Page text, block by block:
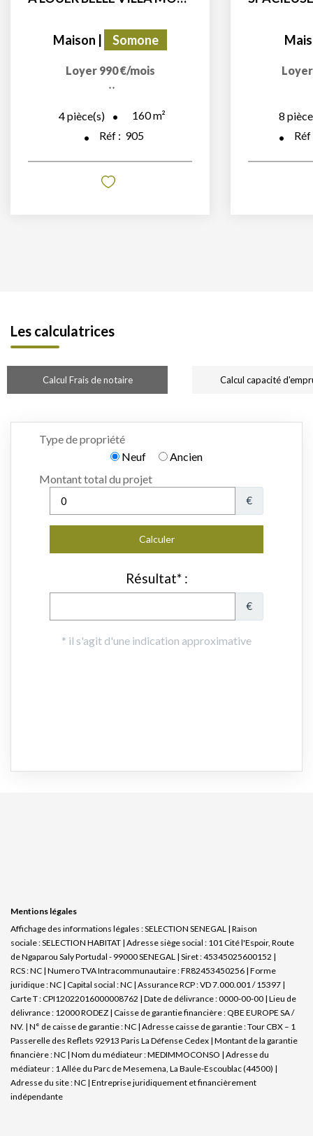
Maison Somone
Loyer 990 €/mois
**
4pièce(s) 160m²
Réf : 905
8
Les calculatrices
Calcul Frais de notaire Calcul capacité
Mentions légales
Affichage des informations légales : SELECTION SENEGAL | Raison
sociale : SELECTION HABITAT | Adresse siège social : 101 Cité l'Espoir, Route
de Ngaparou Saly Portudal - 99000 SENEGAL | Siret : 45345025600152 |
RCS : NC | Numero TVA Intracommunautaire : FR82453450256 | Forme
juridique : NC | Capital social : NC | Assurance RCP : VD 7.000.001 / 15397 |
Carte T : CPI12022016000008762 | Date de délivrance : 0000-00-00 | Lieu de
délivrance : 12000 RODEZ | Caisse de garantie financière : QBE EUROPE SA /
NV. | N° de caisse de garantie : NC | Adresse caisse de garantie : Tour CBX – 1
Passerelle des Reflets 92913 Paris La Défense Cedex | Montant de la garantie
financière : NC | Nom du médiateur : MEDIMMOCONSO | Adresse du
médiateur : 1 Allée du Parc de Mesemena, La Baule-Escoublac (44500) |
Adresse du site : NC | Entreprise juridiquement et financièrement
indépendante